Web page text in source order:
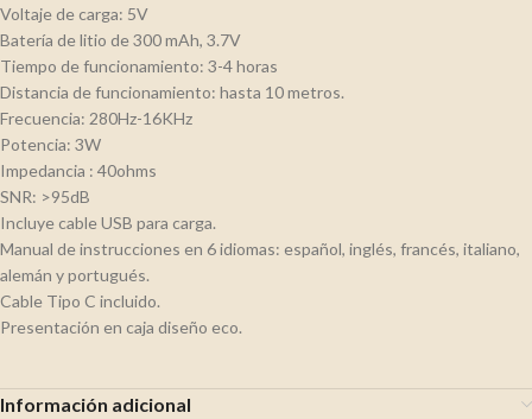
Voltaje de carga: 5V
Batería de litio de 300 mAh, 3.7V
Tiempo de funcionamiento: 3-4 horas
Distancia de funcionamiento: hasta 10 metros.
Frecuencia: 280Hz-16KHz
Potencia: 3W
Impedancia : 40ohms
SNR: >95dB
Incluye cable USB para carga.
Manual de instrucciones en 6 idiomas: español, inglés, francés, italiano,
alemán y portugués.
Cable Tipo C incluido.
Presentación en caja diseño eco.
Información adicional